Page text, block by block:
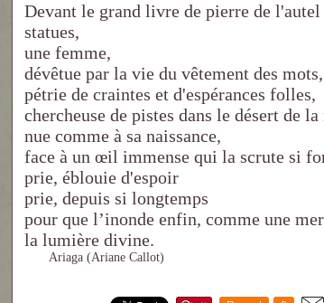
Devant le grand livre de pierre de
statues,
une femme,
dévêtue par la vie du vêtement des mots,
pétrie de craintes et d'espérances folles,
chercheuse de pistes dans le désert de
nue comme à sa naissance,
face à un œil immense qui la scrute si
prie, éblouie d'espoir
prie, depuis si longtemps
pour que l’inonde enfin, comme une
la lumière divine.
Ariaga (Ariane Callot)